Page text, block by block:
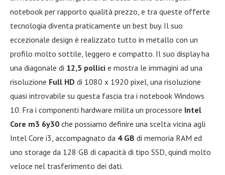
notebook per rapporto qualità prezzo, e tra queste offerte
tecnologia diventa praticamente un best buy. Il suo
eccezionale design è realizzato tutto in metallo con un
profilo molto sottile, leggero e compatto. Il suo display ha
una diagonale di 12,5 pollici e mostra le immagini ad una
risoluzione Full HD di 1080 x 1920 pixel, una risoluzione
quasi introvabile su questa fascia tra i notebook Windows
10. Fra i componenti hardware milita un processore Intel
Core m3 6y30 che possiamo definire una scelta vicina agli
Intel Core i3, accompagnato da 4 GB di memoria RAM ed
uno storage da 128 GB di capacità di tipo SSD, quindi molto
veloce nel trasferimento dei dati.